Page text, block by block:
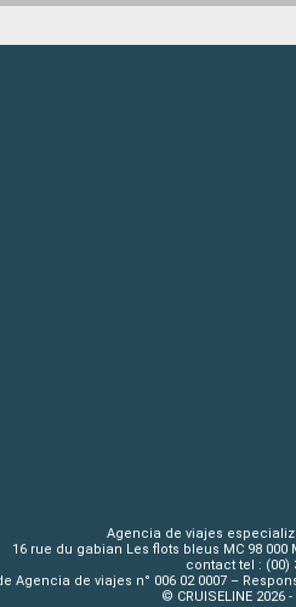
Agencia de viajes
16 rue du gabian Les flots bleus MC 98
contact tel : (00)
Agencia de viajes n° 006 02 0007 –
© CRUISELINE 2026